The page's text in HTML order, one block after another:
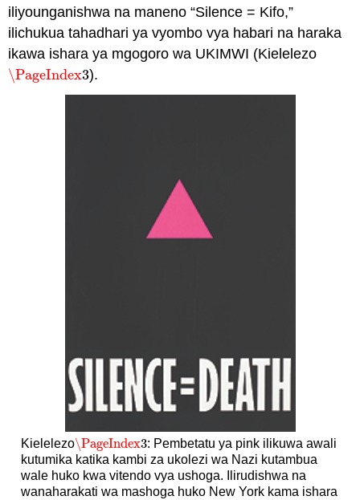
iliyounganishwa na maneno “Silence = Kifo,”
ilichukua tahadhari ya vyombo vya habari na haraka
ikawa ishara ya mgogoro wa UKIMWI (Kielelezo
\PageIndex3
\PageIndex3).
Kielelezo\PageIndex3
\PageIndex3: Pembetatu ya pink ilikuwa awali
kutumika katika kambi za ukolezi wa Nazi kutambua
wale huko kwa vitendo vya ushoga. Ilirudishwa na
wanaharakati wa mashoga huko New York kama ishara